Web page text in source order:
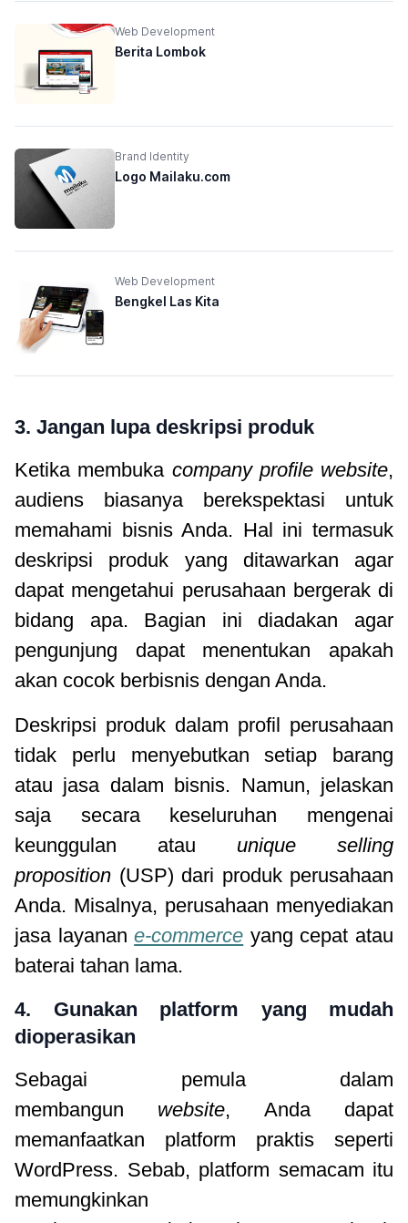
Web Development
Berita Lombok
Brand Identity
Logo Mailaku.com
Web Development
Bengkel Las Kita
3. Jangan lupa deskripsi produk
Ketika membuka company profile website,
audiens biasanya berekspektasi untuk
memahami bisnis Anda. Hal ini termasuk
deskripsi produk yang ditawarkan agar
dapat mengetahui perusahaan bergerak di
bidang apa. Bagian ini diadakan agar
pengunjung dapat menentukan apakah
akan cocok berbisnis dengan Anda.
Deskripsi produk dalam profil perusahaan
tidak perlu menyebutkan setiap barang
atau jasa dalam bisnis. Namun, jelaskan
saja secara keseluruhan mengenai
keunggulan atau unique selling
proposition (USP) dari produk perusahaan
Anda. Misalnya, perusahaan menyediakan
jasa layanane-commerce yang cepat atau
baterai tahan lama.
4. Gunakan platform yang mudah
dioperasikan
Sebagai pemula dalam
membangun website, Anda dapat
memanfaatkan platform praktis seperti
WordPress. Sebab, platform semacam itu
memungkinkan